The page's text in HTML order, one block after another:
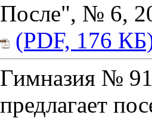
После", № 6,
(PDF, 176
Гимназия № 91
предлагает